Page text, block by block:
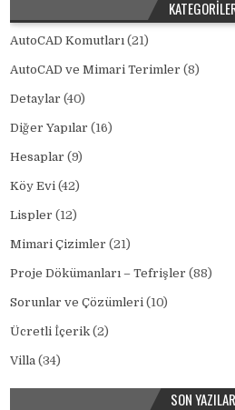
AutoCAD Komutları (21)
AutoCAD ve Mimari Terimler (8)
Detaylar (40)
Diğer Yapılar (16)
Hesaplar (9)
Köy Evi (42)
Lispler (12)
Mimari Çizimler (21)
Proje Dökümanları – Tefrişler (88)
Sorunlar ve Çözümleri (10)
Ücretli İçerik (2)
Villa (34)
SON YAZILAR